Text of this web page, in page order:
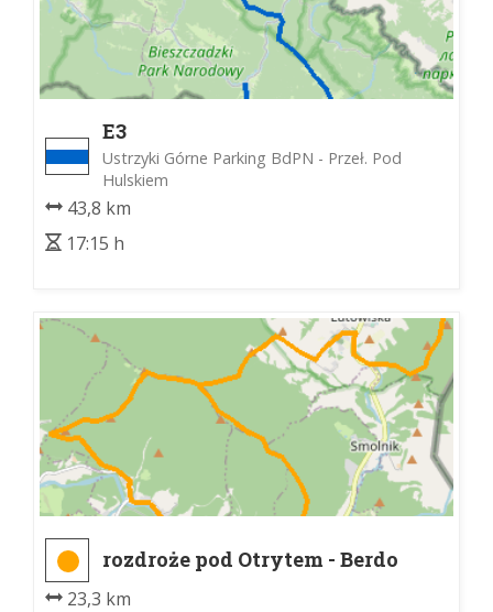
E3
Ustrzyki Górne Parking BdPN - Przeł. Pod
Hulskiem
43,8 km
17:15 h
rozdroże pod Otrytem - Berdo
23,3 km